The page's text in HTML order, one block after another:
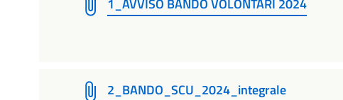
1_AVVISO BANDO VOLONTARI 2024
2_BANDO_SCU_2024_integrale